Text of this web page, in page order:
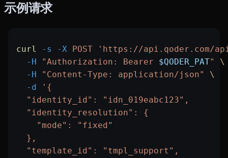
示例请求
curl -s -X POST 'https://api.qoder.com/
  -H
"Authorization: Bearer $QODER_PAT"
\
  -H
"Content-Type: application/json"
\
  -d
'{
  "identity_id": "idn_019eabc123",
  "identity_resolution": {
    "mode": "fixed"
  },
  "template_id": "tmpl_support",